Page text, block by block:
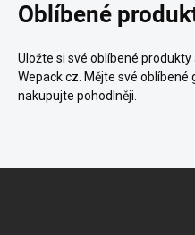
Oblíbené
Uložte si své oblíbené
Wepack.cz. Mějte své oblíbené
nakupujte pohodlněji.